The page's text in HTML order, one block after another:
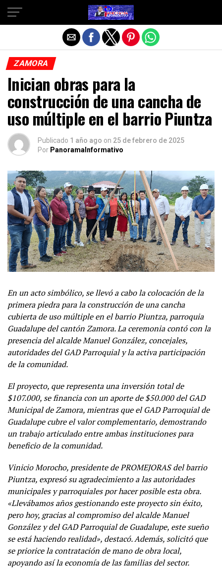
ZAMORA
Inician obras para la
construcción de una cancha de
uso múltiple en el barrio Piuntza
Publicado 1 año ago on 25 de febrero de 2025
Por PanoramaInformativo
En un acto simbólico, se llevó a cabo la colocación de la
primera piedra para la construcción de una cancha
cubierta de uso múltiple en el barrio Piuntza, parroquia
Guadalupe del cantón Zamora. La ceremonia contó con la
presencia del alcalde Manuel González, concejales,
autoridades del GAD Parroquial y la activa participación
de la comunidad.
El proyecto, que representa una inversión total de
$107.000, se financia con un aporte de $50.000 del GAD
Municipal de Zamora, mientras que el GAD Parroquial de
Guadalupe cubre el valor complementario, demostrando
un trabajo articulado entre ambas instituciones para
beneficio de la comunidad.
Vinicio Morocho, presidente de PROMEJORAS del barrio
Piuntza, expresó su agradecimiento a las autoridades
municipales y parroquiales por hacer posible esta obra.
«Llevábamos años gestionando este proyecto sin éxito,
pero hoy, gracias al compromiso del alcalde Manuel
González y del GAD Parroquial de Guadalupe, este sueño
se está haciendo realidad», destacó. Además, solicitó que
se priorice la contratación de mano de obra local,
apoyando así la economía de las familias del sector.
Salir de la versión móvil